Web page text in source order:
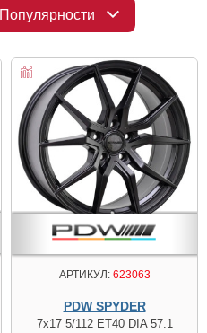
Популярности
АРТИКУЛ:623063
PDW SPYDER
7x17 5/112 ET40 DIA 57.1